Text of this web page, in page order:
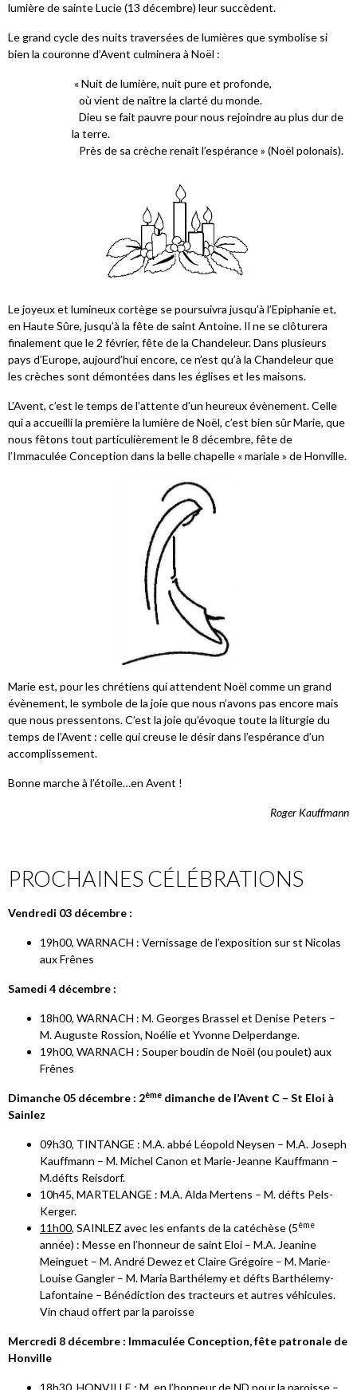
lumière de sainte Lucie (13 décembre) leur succèdent.
Le grand cycle des nuits traversées de lumières que symbolise si
bien la couronne d’Avent culminera à Noël :
« Nuit de lumière, nuit pure et profonde,
où vient de naître la clarté du monde.
Dieu se fait pauvre pour nous rejoindre au plus dur de
la terre.
Près de sa crèche renaît l’espérance » (Noël polonais).
Le joyeux et lumineux cortège se poursuivra jusqu’à l’Epiphanie et,
en Haute Sûre, jusqu’à la fête de saint Antoine. Il ne se clôturera
finalement que le 2 février, fête de la Chandeleur. Dans plusieurs
pays d’Europe, aujourd’hui encore, ce n’est qu’à la Chandeleur que
les crèches sont démontées dans les églises et les maisons.
L’Avent, c’est le temps de l’attente d’un heureux évènement. Celle
qui a accueilli la première la lumière de Noël, c’est bien sûr Marie, que
nous fêtons tout particulièrement le 8 décembre, fête de
l’Immaculée Conception dans la belle chapelle « mariale » de Honville.
Marie est, pour les chrétiens qui attendent Noël comme un grand
évènement, le symbole de la joie que nous n’avons pas encore mais
que nous pressentons. C’est la joie qu’évoque toute la liturgie du
temps de l’Avent : celle qui creuse le désir dans l’espérance d’un
accomplissement.
Bonne marche à l’étoile…en Avent !
Roger Kauffmann
PROCHAINES CÉLÉBRATIONS
Vendredi 03 décembre :
19h00, WARNACH : Vernissage de l’exposition sur st Nicolas
aux Frênes
Samedi 4 décembre :
18h00, WARNACH : M. Georges Brassel et Denise Peters –
M. Auguste Rossion, Noélie et Yvonne Delperdange.
19h00, WARNACH : Souper boudin de Noël (ou poulet) aux
Frênes
Dimanche 05 décembre : 2ème dimanche de l’Avent C – St Eloi à
Sainlez
09h30, TINTANGE : M.A. abbé Léopold Neysen – M.A. Joseph
Kauffmann – M. Michel Canon et Marie-Jeanne Kauffmann –
M.défts Reisdorf.
10h45, MARTELANGE : M.A. Alda Mertens – M. défts Pels-
Kerger.
11h00, SAINLEZ avec les enfants de la catéchèse (5ème
année) : Messe en l’honneur de saint Eloi – M.A. Jeanine
Meinguet – M. André Dewez et Claire Grégoire – M. Marie-
Louise Gangler – M. Maria Barthélemy et défts Barthélemy-
Lafontaine – Bénédiction des tracteurs et autres véhicules.
Vin chaud offert par la paroisse
Mercredi 8 décembre : Immaculée Conception, fête patronale de
Honville